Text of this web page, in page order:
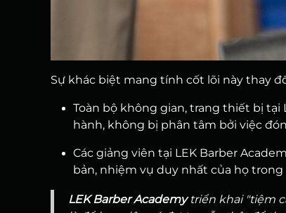
Sự khác biệt mang tính cốt lõi này thay
Toàn bộ không gian, trang thiết bị
hành, không bị phân tâm bởi việc
Các giảng viên tại LEK Barber
bản, nhiệm vụ duy nhất của họ trong
LEK Barber Academytriển khai "tiệm